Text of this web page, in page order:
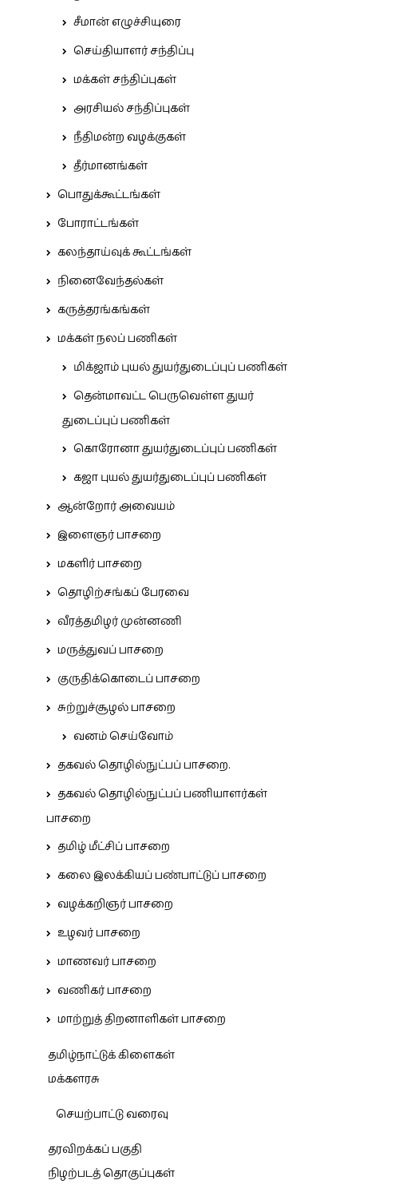
சீமான் எழுச்சியுரை
செய்தியாளர் சந்திப்பு
மக்கள் சந்திப்புகள்
அரசியல் சந்திப்புகள்
நீதிமன்ற வழக்குகள்
தீர்மானங்கள்
பொதுக்கூட்டங்கள்
போராட்டங்கள்
கலந்தாய்வுக் கூட்டங்கள்
நினைவேந்தல்கள்
கருத்தரங்கங்கள்
மக்கள் நலப் பணிகள்
மிக்ஜாம் புயல் துயர்துடைப்புப் பணிகள்
தென்மாவட்ட பெருவெள்ள துயர்
துடைப்புப் பணிகள்
கொரோனா துயர்துடைப்புப் பணிகள்
கஜா புயல் துயர்துடைப்புப் பணிகள்
ஆன்றோர் அவையம்
இளைஞர் பாசறை
மகளிர் பாசறை
தொழிற்சங்கப் பேரவை
வீரத்தமிழர் முன்னணி
மருத்துவப் பாசறை
குருதிக்கொடைப் பாசறை
சுற்றுச்சூழல் பாசறை
வனம் செய்வோம்
தகவல் தொழில்நுட்பப் பாசறை.
தகவல் தொழில்நுட்பப் பணியாளர்கள்
பாசறை
தமிழ் மீட்சிப் பாசறை
கலை இலக்கியப் பண்பாட்டுப் பாசறை
வழக்கறிஞர் பாசறை
உழவர் பாசறை
மாணவர் பாசறை
வணிகர் பாசறை
மாற்றுத் திறனாளிகள் பாசறை
தமிழ்நாட்டுக் கிளைகள்
மக்களரசு
செயற்பாட்டு வரைவு
தரவிறக்கப் பகுதி
நிழற்படத் தொகுப்புகள்